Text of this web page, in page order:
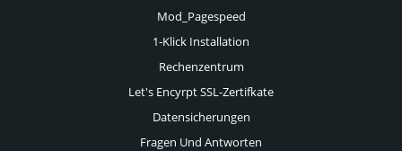
Mod_Pagespeed
1-Klick Installation
Rechenzentrum
Let's Encyrpt SSL-Zertifkate
Datensicherungen
Fragen Und Antworten